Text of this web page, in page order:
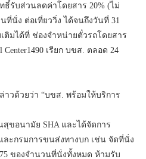
รับส่วนลดค่าโดยสาร 20% (ไม่
ที่นั่ง ต่อเที่ยววิ่ง ได้จนถึงวันที่ 31
ติมได้ที่ ช่องจำหน่ายตั๋วรถโดยสาร
เรียก บขส. ตลอด 24
วด้วยว่า “บขส. พร้อมให้บริการ
ขอนามัย SHA และได้จัดการ
ะกรมการขนส่งทางบก เช่น จัดที่นั่ง
ของจำนวนที่นั่งทั้งหมด ห้ามรับ